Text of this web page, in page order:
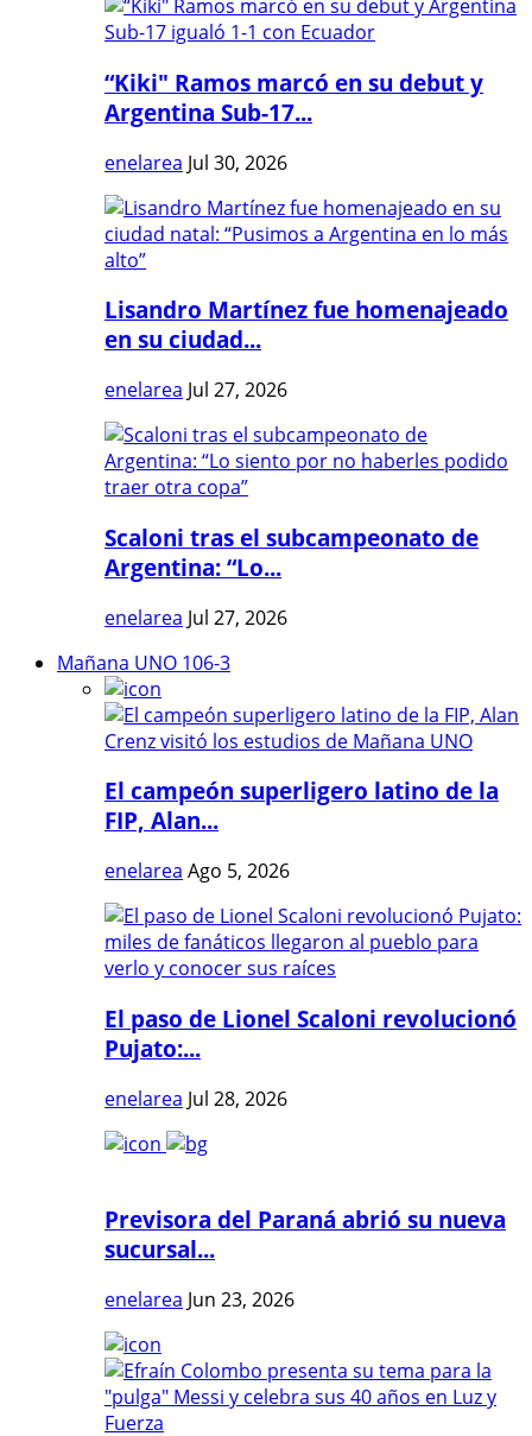
“Kiki" Ramos marcó en su debut y
Argentina Sub-17...
enelarea Jul 30, 2026
Lisandro Martínez fue homenajeado
en su ciudad...
enelarea Jul 27, 2026
Scaloni tras el subcampeonato de
Argentina: “Lo...
enelarea Jul 27, 2026
Mañana UNO 106-3
El campeón superligero latino de la
FIP, Alan...
enelarea Ago 5, 2026
El paso de Lionel Scaloni revolucionó
Pujato:...
enelarea Jul 28, 2026
Previsora del Paraná abrió su nueva
sucursal...
enelarea Jun 23, 2026